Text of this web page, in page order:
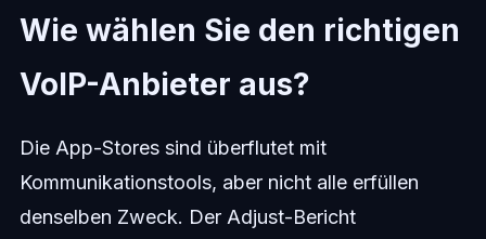
Wie wählen Sie den richtigen
VoIP-Anbieter aus?
Die App-Stores sind überflutet mit
Kommunikationstools, aber nicht alle erfüllen
denselben Zweck. Der Adjust-Bericht